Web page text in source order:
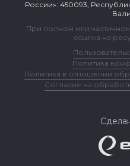
России»: 450093,
При полном или
ссылка на
Политика
Политика в отношении
Согласие на